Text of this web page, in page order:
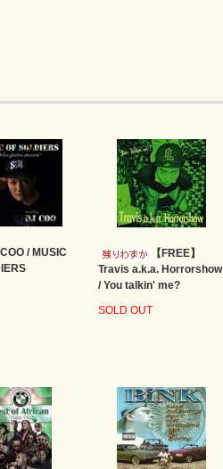
/ MUSIC
【FREE】
Travis a.k.a. Horrorshow
/ You talkin' me?
SOLD OUT